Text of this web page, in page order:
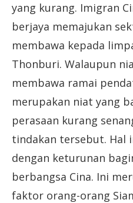
yang kurang. Imigran
berjaya memajukan
membawa kepada
Thonburi. Walaupun
membawa ramai
merupakan niat yang
perasaan kurang
tindakan tersebut. Hal
dengan keturunan
berbangsa Cina. Ini
faktor orang-orang